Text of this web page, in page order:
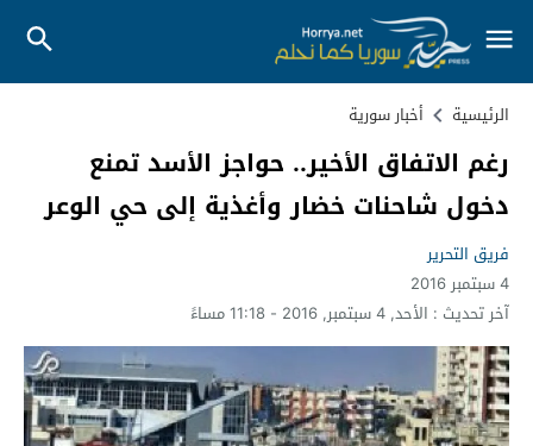
الرئيسية أخبار سورية
رغم الاتفاق الأخير.. حواجز الأسد تمنع
دخول شاحنات خضار وأغذية إلى حي الوعر
فريق التحرير
4 سبتمبر 2016
آخر تحديث : الأحد, 4 سبتمبر, 2016 - 11:18 مساءً